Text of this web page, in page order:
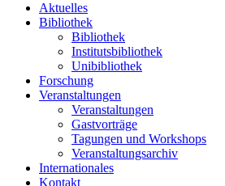
Aktuelles
Bibliothek
Bibliothek
Institutsbibliothek
Unibibliothek
Forschung
Veranstaltungen
Veranstaltungen
Gastvorträge
Tagungen und Workshops
Veranstaltungsarchiv
Internationales
Kontakt